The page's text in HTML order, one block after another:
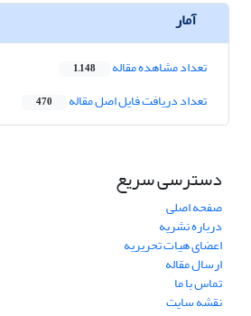
آمار
تعداد مشاهده مقاله 1,148
تعداد دریافت فایل اصل مقاله 470
دسترسی سریع
صفحه اصلی
درباره نشریه
اعضای هیات تحریریه
ارسال مقاله
تماس با ما
نقشه سایت